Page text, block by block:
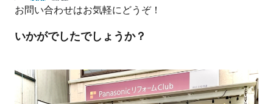
お問い合わせはお気軽にどうぞ！
いかがでしたでしょうか？